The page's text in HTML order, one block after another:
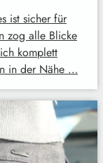
ist sicher für
zog alle Blicke
komplett
in der Nähe …